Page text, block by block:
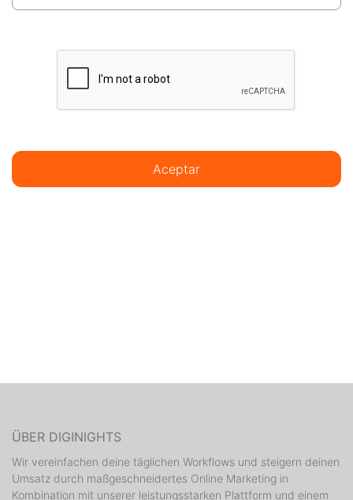
Aceptar
ÜBER DIGINIGHTS
Wir vereinfachen deine täglichen Workflows und steigern deinen
Umsatz durch maßgeschneidertes Online Marketing in
Kombination mit unserer leistungsstarken Plattform und einem